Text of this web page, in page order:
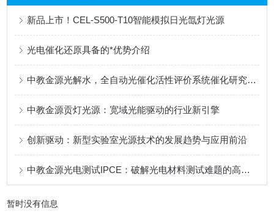
新品上市！CEL-S500-T10智能模拟日光氙灯光源
光电催化还原具备的*优势介绍
中教金源光解水，全自动光催化活性评价系统催化研究新范式
中教金源贡灯光源：宽域光能驱动的行业新引擎
创新驱动：新型实验室光源技术的发展趋势与应用前沿
中教金源光电测试IPCE：破解光电材料测试难题的高效解决方案
暂时没有信息